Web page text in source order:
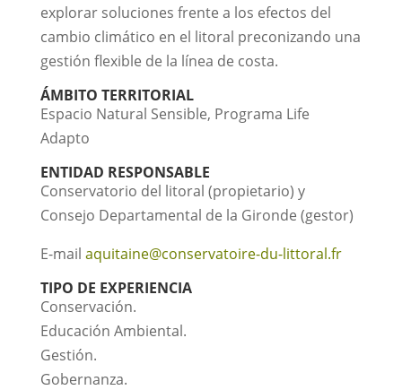
explorar soluciones frente a los efectos del
cambio climático en el litoral preconizando una
gestión flexible de la línea de costa.
ÁMBITO TERRITORIAL
Espacio Natural Sensible, Programa Life
Adapto
ENTIDAD RESPONSABLE
Conservatorio del litoral (propietario) y
Consejo Departamental de la Gironde (gestor)
E-mail aquitaine@conservatoire-du-littoral.fr
TIPO DE EXPERIENCIA
Conservación.
Educación Ambiental.
Gestión.
Gobernanza.